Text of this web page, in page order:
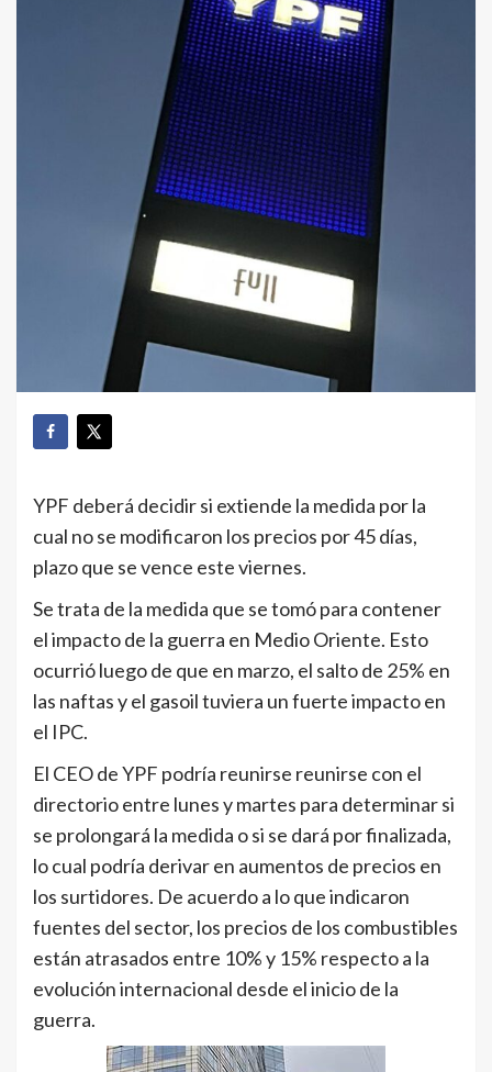
YPF deberá decidir si extiende la medida por la
cual no se modificaron los precios por 45 días,
plazo que se vence este viernes.
Se trata de la medida que se tomó para contener
el impacto de la guerra en Medio Oriente. Esto
ocurrió luego de que en marzo, el salto de 25% en
las naftas y el gasoil tuviera un fuerte impacto en
el IPC.
El CEO de YPF podría reunirse reunirse con el
directorio entre lunes y martes para determinar si
se prolongará la medida o si se dará por finalizada,
lo cual podría derivar en aumentos de precios en
los surtidores. De acuerdo a lo que indicaron
fuentes del sector, los precios de los combustibles
están atrasados entre 10% y 15% respecto a la
evolución internacional desde el inicio de la
guerra.